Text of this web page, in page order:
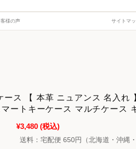
客様の声 サイトマ
ース 【 本革 ニュアンス 名入れ
ートキーケース マルチケース
¥3,480 (税込)
送料：宅配便 650円（北海道・沖縄